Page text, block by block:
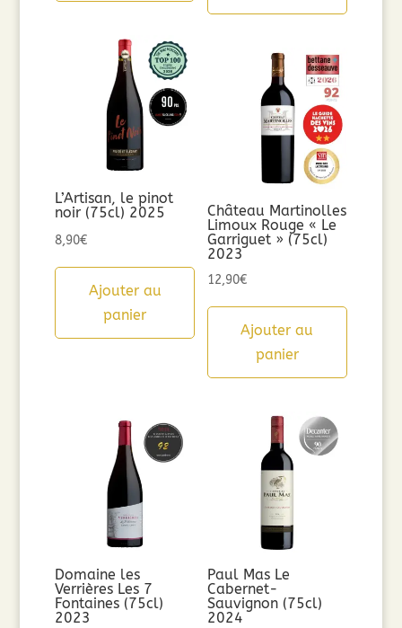
L’Artisan, le pinot
noir (75cl) 2025
8,90€
Ajouter au
panier
Château Martinolles
Limoux Rouge « Le
Garriguet » (75cl)
2023
12,90€
Ajouter au
panier
Domaine les
Verrières Les 7
Fontaines (75cl)
2023
Paul Mas Le
Cabernet-
Sauvignon (75cl)
2024